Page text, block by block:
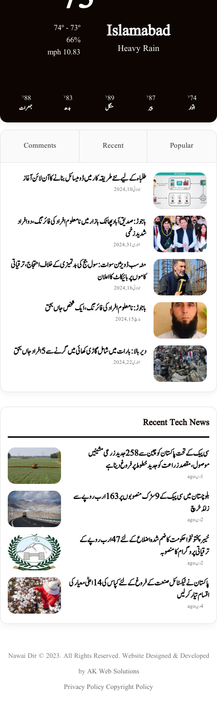
Islamabad
Heavy Rain
66%
10.83 mph
74
℉
اتوار
87
℉
پیر
89
℉
منگل
83
℉
بدھ
88
℉
جمعرات
Popular
Recent
Comments
طلباء کے لیے نئے طریقہ کار میں ڈومیسائل بنانے کا آن لائن آغاز
جولائی 10, 2024
باجوڑ: صدیق اۤباد پھاٹک بازار میں نامعلوم افراد کی فائرنگ، دو افراد
شدید زخمی
جنوری 31, 2024
مٹہ سب ڈویژن سوات: سول جج کی بدتمیزی کے خلاف احتجاج، ترقیاتی
کاموں پر بائیکاٹ کا اعلان
جولائی 16, 2024
باجوڑ: نامعلوم افراد کی فائرنگ، ایک شخص جاں بحق
مارچ 15, 2024
دیربالا: بارات میں شامل گاڑی کھائی میں گرنے سے 5 افراد جاں بحق
جنوری 22, 2024
Recent Tech News
سی پیک کے تحت پاکستان کو چین سے 258 جدید زرعی مشینیں
موصول،مقصد زراعت کو جدید خطوط پر فروغ دینا ہے
1 دن ago
بلوچستان میں سی پیک کے 9 سڑک منصوبوں پر 163 ارب روپے سے
زائد خرچ
2 دن ago
خیبرپختونخوا حکومت کا ضم شدہ اضلاع کے لئے 47 ارب روپے کے
ترقیاتی پروگرام کا منصوبہ
2 دن ago
پاکستان نے ٹیکسٹائل صنعت کے فروغ کے لئے کپاس کی 14 اعلیٰ معیار کی
اقسام تیار کر لیں
4 دن ago
Nawai Dir © 2023. All Rights Reserved. Website Designed & Developed
by AK Web Solutions
Privacy Policy Copyright Policy